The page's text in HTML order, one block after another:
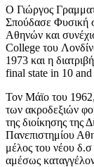
Ο Γιώργος
Σπούδασε Φυσική
Αθηνών και
College του
1973 και η
final state in 10
Τον Μάϊο του
των ακροδεξιών
της διοίκησης της
Πανεπιστημίου
μέλος του νέου
αμέσως